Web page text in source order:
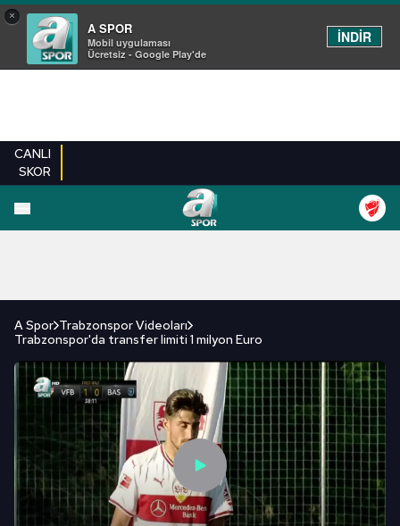
×
A SPOR
Mobil uygulaması
Ücretsiz - Google Play'de
İNDİR
CANLI
SKOR
FUTBOL
A Spor Trabzonspor Videoları
Trabzonspor'da transfer limiti 1 milyon Euro